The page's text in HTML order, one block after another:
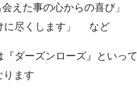
えた事の心からの喜び」
に尽くします」 など
『ダーズンローズ』といって
ります